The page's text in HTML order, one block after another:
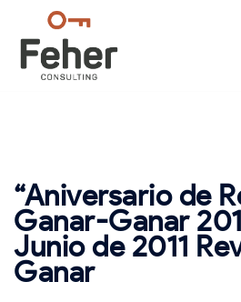
contenido
“Aniversario de
Ganar-Ganar
Junio de 2011
Ganar